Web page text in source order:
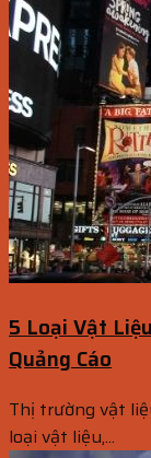
5 Loại Vật
Quảng Cáo
Thị trường vật
loại vật liệu,...